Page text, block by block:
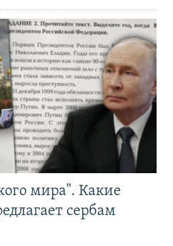
мира". Какие
сербам